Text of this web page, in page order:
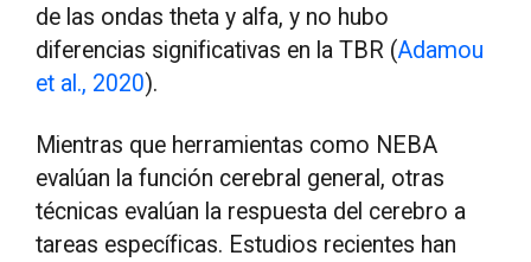
de las ondas theta y alfa, y no hubo
diferencias significativas en la TBR (Adamou
et al., 2020).
Mientras que herramientas como NEBA
evalúan la función cerebral general, otras
técnicas evalúan la respuesta del cerebro a
tareas específicas. Estudios recientes han